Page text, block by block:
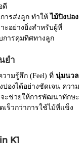
ดี
ารส่งลูก ทำให้ไม้ปิงปอง
ะอย่างยิ่งสำหรับผู้ที่
การคุมทิศทางลูก
ยำ
ามรู้สึก (Feel) ที่ นุ่มนวล
องได้อย่างชัดเจน ความ
จะช่วยให้การพัฒนาทักษะ
ร็วกว่าการใช้ไม้ที่แข็ง
K1